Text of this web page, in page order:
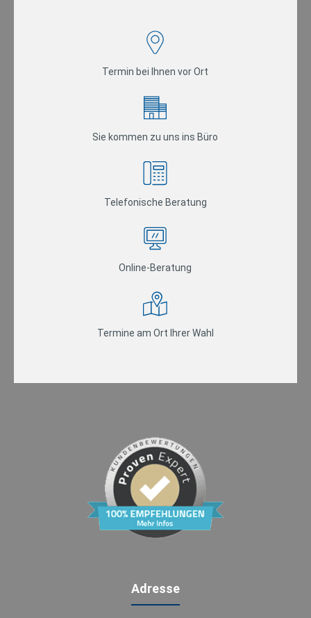
Termin bei Ihnen vor Ort
Sie kommen zu uns ins Büro
Telefonische Beratung
Online-Beratung
Termine am Ort Ihrer Wahl
Adresse